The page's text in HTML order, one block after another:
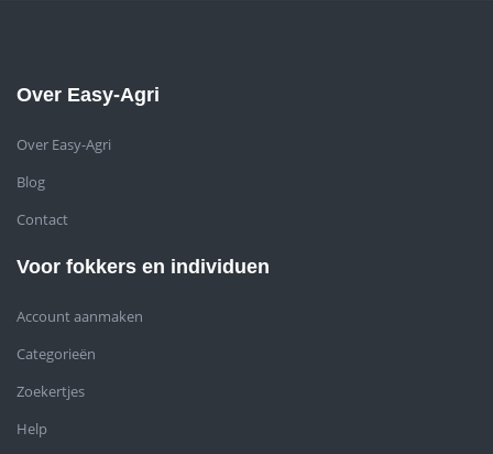
Over Easy-Agri
Over Easy-Agri
Blog
Contact
Voor fokkers en individuen
Account aanmaken
Categorieën
Zoekertjes
Help